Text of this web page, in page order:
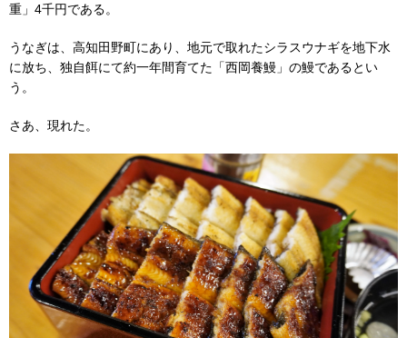
重」4千円である。
うなぎは、高知田野町にあり、地元で取れたシラスウナギを地下水
に放ち、独自餌にて約一年間育てた「西岡養鰻」の鰻であるとい
う。
さあ、現れた。